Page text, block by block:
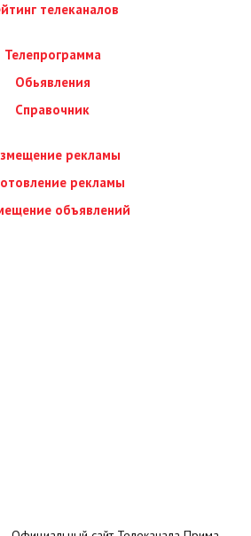
телеканалов
Телепрограмма
Обьявления
Справочник
рекламы
рекламы
объявлений